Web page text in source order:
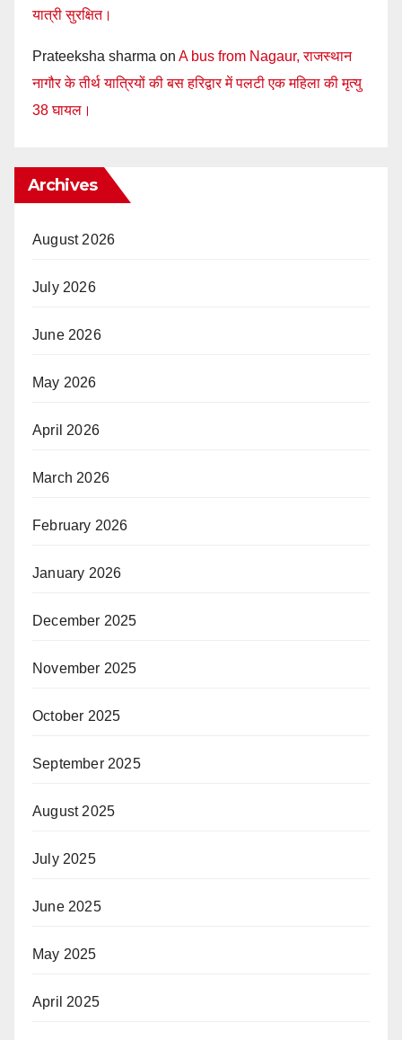
यात्री सुरक्षित।
Prateeksha sharma on A bus from Nagaur, राजस्थान
नागौर के तीर्थ यात्रियों की बस हरिद्वार में पलटी एक महिला की मृत्यु
38 घायल।
Archives
August 2026
July 2026
June 2026
May 2026
April 2026
March 2026
February 2026
January 2026
December 2025
November 2025
October 2025
September 2025
August 2025
July 2025
June 2025
May 2025
April 2025